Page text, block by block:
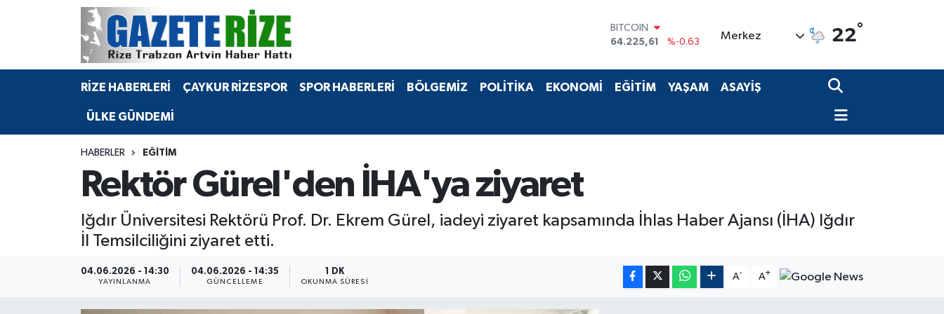
BITCOIN
64.225,61
%-0.63
47,6704
%0
EURO
Merkez 22°
RİZE HABERLERİ ÇAYKUR RİZESPOR SPOR HABERLERİ BÖLGEMİZ POLİTİKA EKONOMİ EĞİTİM YAŞAM ASAYİŞ
ÜLKE GÜNDEMİ
HABERLER EĞİTİM
Rektör Gürel'den İHA'ya ziyaret
Iğdır Üniversitesi Rektörü Prof. Dr. Ekrem Gürel, iadeyi ziyaret kapsamında İhlas Haber Ajansı (İHA) Iğdır
İl Temsilciliğini ziyaret etti.
04.06.2026 - 14:30
YAYINLANMA
04.06.2026 - 14:35
GÜNCELLEME
1 DK
OKUNMA SÜRESI
A- A+
BÖLGEMİZ
Bilim Teknoloji
Advertising news
Merkez Nöbetçi Eczaneler
Merkez Hava Durumu
Merkez Trafik Yoğunluk Haritası
Tüm Manşetler
Son Dakika Haberleri
Haber Arşivi